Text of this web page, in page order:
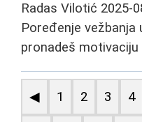
Radas Vilotić 2025-
Poređenje
pronadeš
◀ 1 2 3 4